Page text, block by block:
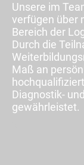
Unsere im
verfügen über
Bereich der
Durch die
Maß an
Diagnostik-
gewährleistet.